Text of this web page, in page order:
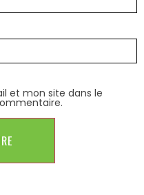
et mon site dans le